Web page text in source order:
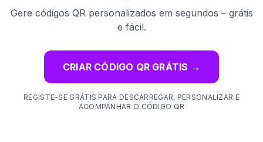
Gere códigos QR personalizados em segundos – grátis
e fácil.
CRIAR CÓDIGO QR GRÁTIS →
REGISTE-SE GRÁTIS PARA DESCARREGAR, PERSONALIZAR E
ACOMPANHAR O CÓDIGO QR